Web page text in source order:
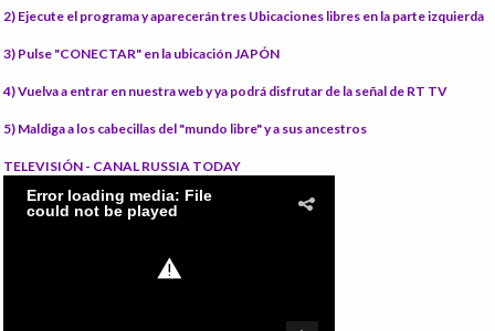
2) Ejecute el programay aparecerán tres Ubicaciones libres en la parte izquierda
3) Pulse "CONECTAR" en la ubicación JAPÓN
4) Vuelva a entrar en nuestra weby ya podrá disfrutar de la señal de RT TV
5) Maldigaa los cabecillas del "mundo libre" y a sus ancestros
TELEVISIÓN - CANAL RUSSIA TODAY